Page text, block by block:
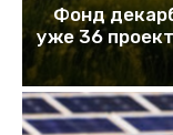
Фонд
уже 36